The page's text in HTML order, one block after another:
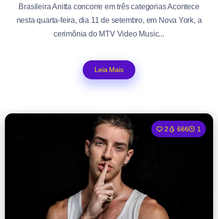
Brasileira Anitta concorre em três categorias Acontece
nesta quarta-feira, dia 11 de setembro, em Nova York, a
cerimônia do MTV Video Music...
Leia Mais
2 666 1